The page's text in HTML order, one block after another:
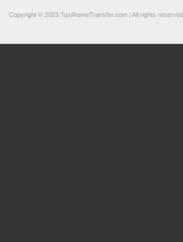
Copyright © 2023 TaxiRomeTransfer.com | All rights reserved